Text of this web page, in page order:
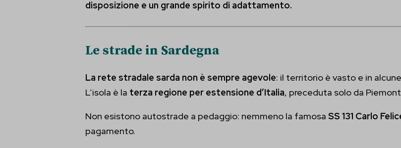
disposizione e un grande spirito di adattamento.
Le strade in Sardegna
La rete stradale sarda non è sempre agevole: il territorio è vasto e in
L’isola è la terza regione per estensione d’Italia, preceduta solo da
Non esistono autostrade a pedaggio: nemmeno la famosa SS 131 Carlo
pagamento.
wp-settings-*
wp-settings-time-*
Questa categoria include tutti i cookie, i domini e i servizi che non
_gd*
et-pb-recent-items-button-decoration-button--icon-placement